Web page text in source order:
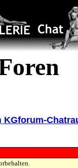
KGforum-